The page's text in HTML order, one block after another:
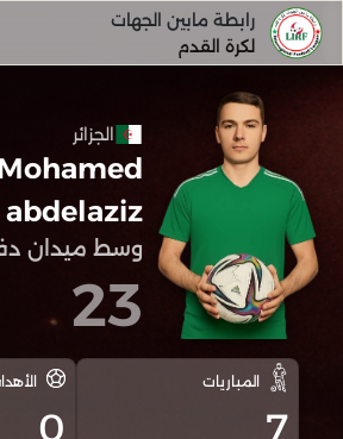
رابطة مابين الجهات
لكرة القدم
الجزائر
abdelaziz
وسط ميدان
23
المباريات
7
0